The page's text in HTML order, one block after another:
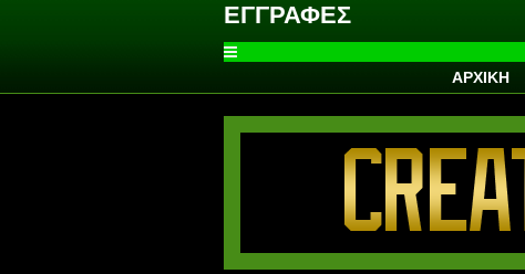
ΕΓΓΡΑΦΕΣ
ΑΡΧΙΚΗ